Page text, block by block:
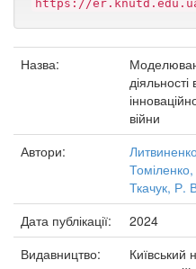
https://
Назва:
війни
Автори:
Ткачук, Р.
Дата публікації:
2024
Видавництво:
Київський